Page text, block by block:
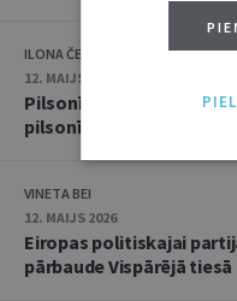
ILONA ČEIČA
12. MAIJS 2026
Pilsonība pret naudu?
pilsonības shēmu
VINETA BEI
12. MAIJS 2026
Eiropas politiskajai
pārbaude Vispārējā tiesā